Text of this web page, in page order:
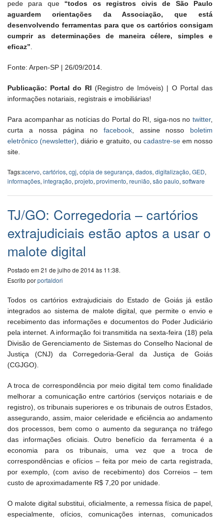
pede para que “todos os registros civis de São Paulo
aguardem orientações da Associação, que está
desenvolvendo ferramentas para que os cartórios consigam
cumprir as determinações de maneira célere, simples e
eficaz”
Fonte: Arpen-SP | 26/09/2014.
Publicação: Portal do RI (Registro de Imóveis) | O Portal das
informações notariais, registrais e imobiliárias!
Para acompanhar as notícias do Portal do RI, siga-nos no twitter,
curta a nossa página no facebook, assine nosso boletim
eletrônico (newsletter) , diário e gratuito, ou cadastre-seem nosso
site.
Tags:acervo, cartórios, cgj, cópia de segurança, dados, digitalização, GED,
informações, integração, projeto, provimento, reunião, são paulo, software
TJ/GO: Corregedoria – cartórios
extrajudiciais estão aptos a usar o
malote digital
Postado em 21 de julho de 2014 às 11:38.
Escrito porportaldori
Todos os cartórios extrajudiciais do Estado de Goiás já estão
integrados ao sistema de malote digital, que permite o envio e
recebimento das informações e documentos do Poder Judiciário
pela internet. A informação foi transmitida na sexta-feira (18) pela
Divisão de Gerenciamento de Sistemas do Conselho Nacional de
Justiça (CNJ) da Corregedoria-Geral da Justiça de Goiás
(CGJGO).
A troca de correspondência por meio digital tem como finalidade
melhorar a comunicação entre cartórios (serviços notariais e de
registro), os tribunais superiores e os tribunais de outros Estados,
assegurando, assim, maior celeridade e eficiência ao andamento
dos processos, bem como o aumento da segurança no tráfego
das informações oficiais. Outro benefício da ferramenta é a
economia para os tribunais, uma vez que a troca de
correspondências e ofícios – feita por meio de carta registrada,
por exemplo, (com aviso de recebimento) dos Correios – tem
custo de aproximadamente R$ 7,20 por unidade.
O malote digital substitui, oficialmente, a remessa física de papel,
especialmente, ofícios, comunicações internas, comunicados